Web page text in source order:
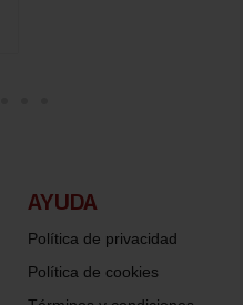
AYUDA
Política de privacidad
Política de cookies